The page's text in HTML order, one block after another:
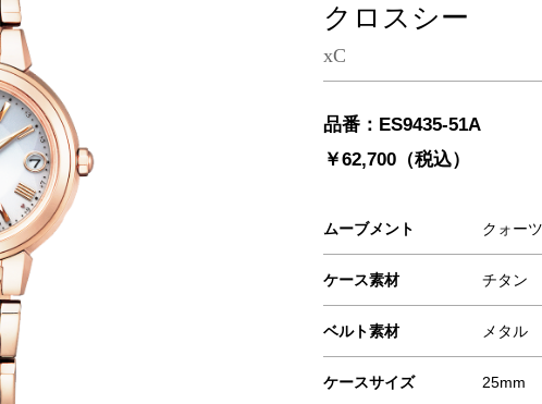
クロスシー
xC
品番：ES9435-51A
￥62,700（税込）
ムーブメント クォーツ
ケース素材 チタン
ベルト素材 メタル
ケースサイズ 25mm